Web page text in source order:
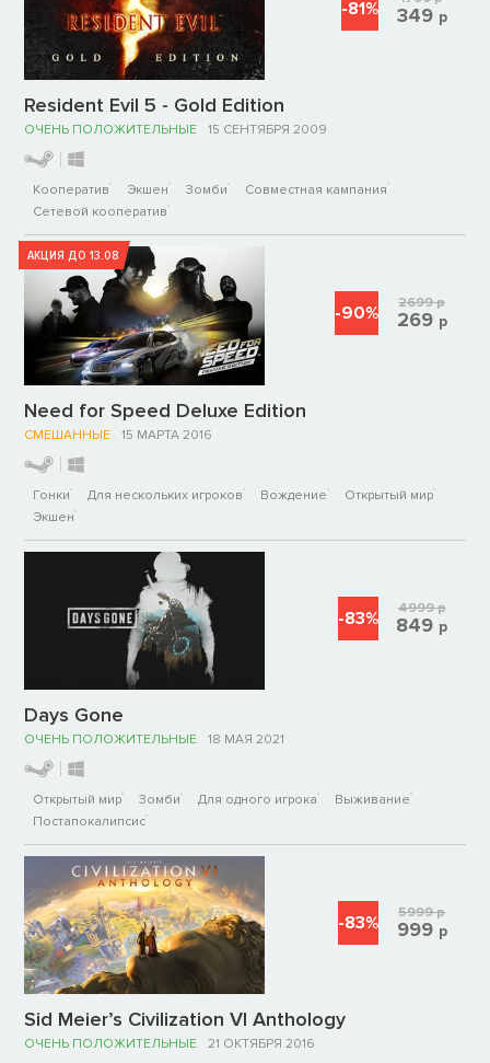
Resident Evil 5 - Gold Edition
ОЧЕНЬ ПОЛОЖИТЕЛЬНЫЕ 15 СЕНТЯБРЯ 2009
Кооператив Экшен Зомби
Совместная кампания
Сетевой кооператив
-81% 349 р
АКЦИЯ ДО 13.08
Need for Speed Deluxe Edition
СМЕШАННЫЕ 15 МАРТА 2016
Гонки Для нескольких игроков Вождение
Открытый мир
Экшен
-90% 2699р
269 р
Days Gone
ОЧЕНЬ ПОЛОЖИТЕЛЬНЫЕ 18 МАЯ 2021
Открытый мир Зомби Для одного игрока
Выживание
Постапокалипсис
-83% 4999р
849 р
Sid Meier’s Civilization VI Anthology
ОЧЕНЬ ПОЛОЖИТЕЛЬНЫЕ 21 ОКТЯБРЯ 2016
-83% 5999р
999 р